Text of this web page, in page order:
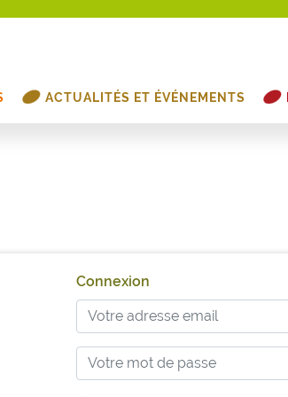
ACTUALITÉS ET ÉVÉNEMENTS
Connexion